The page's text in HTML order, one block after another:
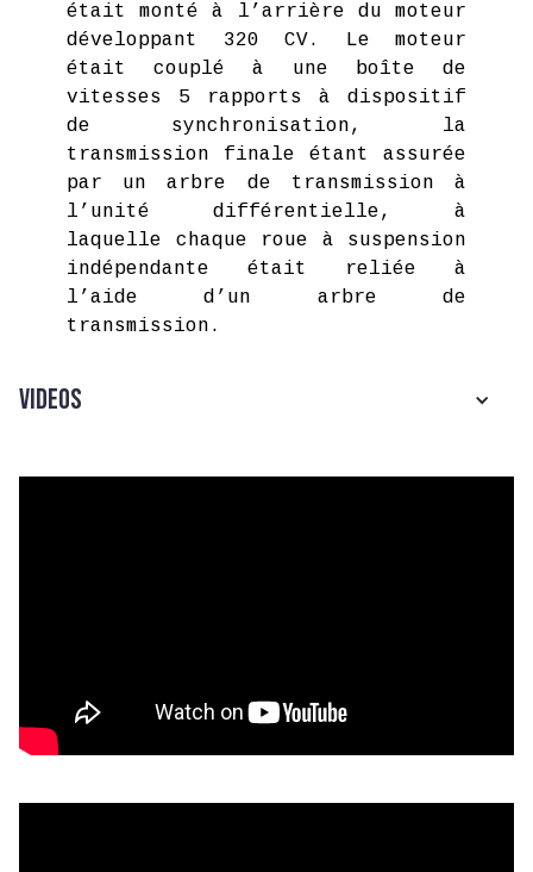
était monté à l’arrière du moteur
développant 320 CV. Le moteur
était couplé à une boîte de
vitesses 5 rapports à dispositif
de synchronisation, la
transmission finale étant assurée
par un arbre de transmission à
l’unité différentielle, à
laquelle chaque roue à suspension
indépendante était reliée à
l’aide d’un arbre de
transmission.
Videos